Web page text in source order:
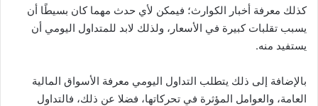
كذلك معرفة أخبار الكوارث؛ فيمكن لأي حدث مهما كان بسيطًا أن
يسبب تقلبات كبيرة في الأسعار، ولذلك لابد للمتداول اليومي أن
يستفيد منه.
بالإضافة إلى ذلك يتطلب التداول اليومي معرفة الأسواق المالية
العامة، والعوامل المؤثرة في تحركاتها، فضلا عن ذلك، فالتداول